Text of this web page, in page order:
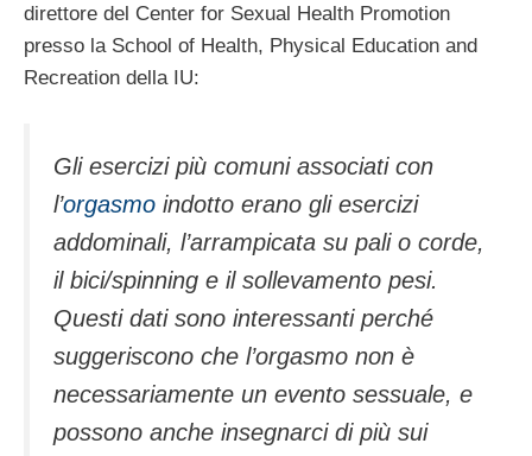
direttore del Center for Sexual Health Promotion
presso la School of Health, Physical Education and
Recreation della IU:
Gli esercizi più comuni associati con
l’orgasmo indotto erano gli esercizi
addominali, l’arrampicata su pali o corde,
il bici/spinning e il sollevamento pesi.
Questi dati sono interessanti perché
suggeriscono che l’orgasmo non è
necessariamente un evento sessuale, e
possono anche insegnarci di più sui